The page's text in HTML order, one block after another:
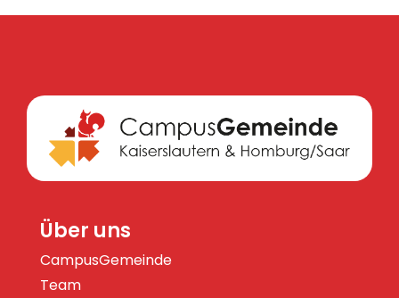
Über uns
CampusGemeinde
Team